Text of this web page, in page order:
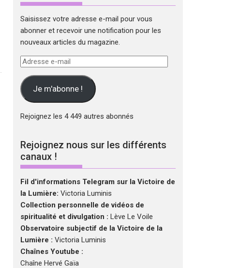
Saisissez votre adresse e-mail pour vous
abonner et recevoir une notification pour les
nouveaux articles du magazine.
Adresse
mail Je m'abonne !
Rejoignez les 4 449 autres abonnés
Rejoignez nous sur les différents
canaux !
Fil d'informations Telegram sur la Victoire de
la Lumière: Victoria Luminis
Collection personnelle de vidéos de
spiritualité et divulgation : Lève Le Voile
Observatoire subjectif de la Victoire de la
Lumière : Victoria Luminis
Chaînes Youtube :
Chaîne Hervé Gaïa